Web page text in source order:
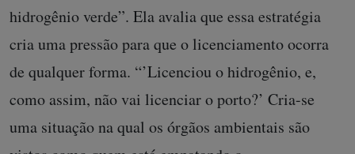
hidrogênio verde”. Ela avalia que essa estratégia
cria uma pressão para que o licenciamento ocorra
de qualquer forma. “’Licenciou o hidrogênio, e,
como assim, não vai licenciar o porto?’ Cria-se
uma situação na qual os órgãos ambientais são